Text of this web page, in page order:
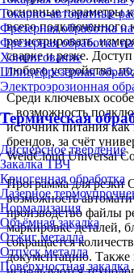
Токарно-автоматные
Фрезерная обработка
Фрезерная обработка
Хонингование
Шлицефрезерная
Электроэрозионная
Термическая
Дисперсное твердение
Закалка ТВЧ
Криогенная обработка
Лазерное
Нормализация
Объёмная закалка
Отжиг металла
Отпуск металла
Поверхностная закалка
основные параметры
всего подключенного
регистрировать,
сварке и резке.
любого устройства,
Среди ключевых
– возможность
источник питания
брендов, за счёт
WeldCloud Universal
Программа для резки
возможность
производство файлы
маркировке деталей,
сокращается
документацию. Также